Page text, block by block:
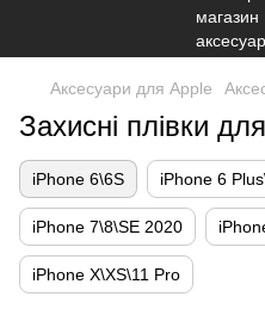
Аксесуари для Apple
Захисні плівки
iPhone 6\6S iPhone 6
iPhone 7\8\SE 2020
iPhone X\XS\11 Pro